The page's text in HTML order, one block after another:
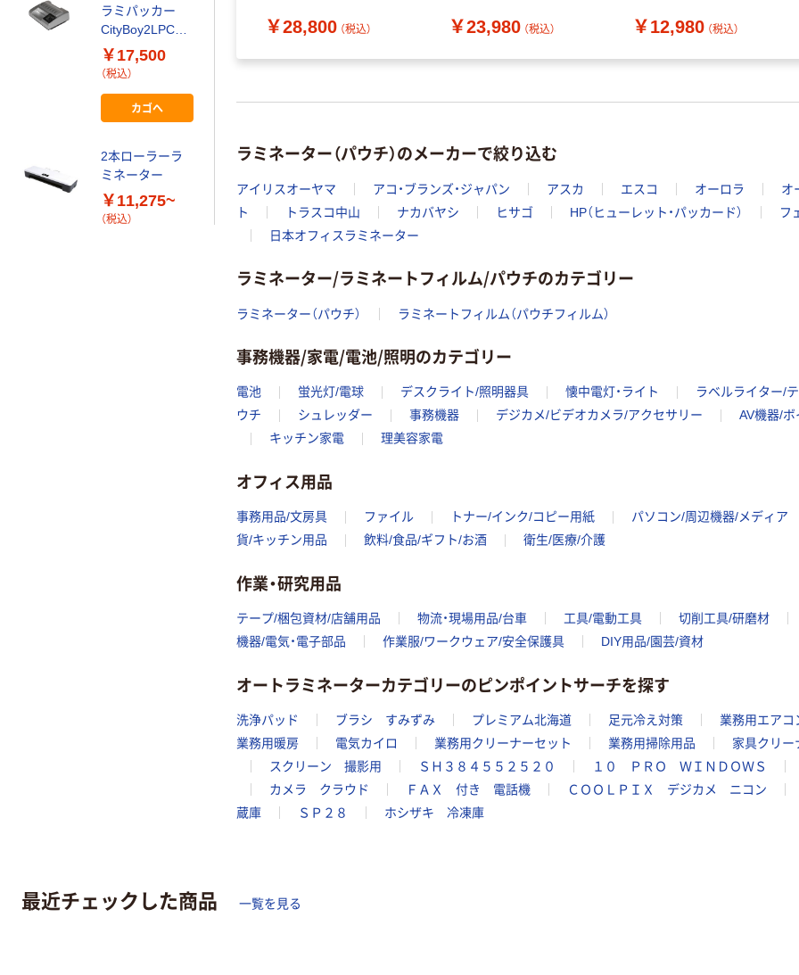
￥28,800 （税込） ￥23,980 （税込） ￥12,980 （税込）
ラミネーター（パウチ）のメーカーで絞り込む
アイリスオーヤマ アコ・ブランズ・ジャパン アスカ エスコ オーロラ オ
ト
トラスコ中山 ナカバヤシ ヒサゴ HP（ヒューレット・パッカード） フ
日本オフィスラミネーター
ラミネーター/ラミネートフィルム/パウチのカテゴリー
ラミネーター（パウチ） ラミネートフィルム（パウチフィルム）
事務機器/家電/電池/照明のカテゴリー
電池 蛍光灯/電球 デスクライト/照明器具 懐中電灯・ライト ラベルライター/
ウチ
シュレッダー 事務機器 デジカメ/ビデオカメラ/アクセサリー AV機器/
キッチン家電
理美容家電
オフィス用品
事務用品/文房具 ファイル トナー/インク/コピー用紙 パソコン/周辺機器/メディア
貨/キッチン用品
飲料/食品/ギフト/お酒 衛生/医療/介護
作業・研究用品
テープ/梱包資材/店舗用品 物流・現場用品/台車 工具/電動工具 切削工具/研磨材
機器/電気・電子部品
作業服/ワークウェア/安全保護具 DIY用品/園芸/資材
オートラミネーターカテゴリーのピンポイントサーチを探す
洗浄パッド ブラシ すみずみ プレミアム北海道 足元冷え対策 業務用エアコ
業務用暖房
電気カイロ 業務用クリーナーセット 業務用掃除用品 家具クリー
スクリーン 撮影用
ＳＨ３８４５５２５２０ １０ ＰＲＯ ＷＩＮＤＯＷＳ
カメラ クラウド
ＦＡＸ 付き 電話機 ＣＯＯＬＰＩＸ デジカメ ニコン
蔵庫
ＳＰ２８ ホシザキ 冷凍庫
ラミパッカー
CityBoy2LPC10
10ヒサゴ4本ロ
ーラー
￥17,500
（税込）
カゴへ
2本ローラーラ
ミネーター
￥11,275~
（税込）
最近チェックした商品 一覧を見る